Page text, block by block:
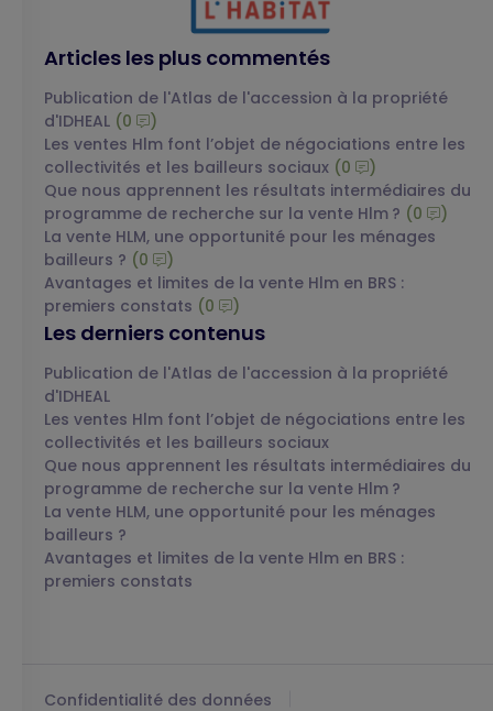
Articles les plus commentés
Publication de l'Atlas de l'accession à la propriété
d'IDHEAL (0
)
Les ventes Hlm font l’objet de négociations entre les
collectivités et les bailleurs sociaux (0
)
Que nous apprennent les résultats intermédiaires du
programme de recherche sur la vente Hlm ? (0
)
La vente HLM, une opportunité pour les ménages
bailleurs ? (0
)
Avantages et limites de la vente Hlm en BRS :
premiers constats (0 )
Les derniers contenus
Publication de l'Atlas de l'accession à la propriété
d'IDHEAL
Les ventes Hlm font l’objet de négociations entre les
collectivités et les bailleurs sociaux
Que nous apprennent les résultats intermédiaires du
programme de recherche sur la vente Hlm ?
La vente HLM, une opportunité pour les ménages
bailleurs ?
Avantages et limites de la vente Hlm en BRS :
premiers constats
Confidentialité des données